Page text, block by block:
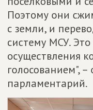
Поэтому они
с земли, и
систему МСУ.
осуществления
голосованием", –
парламентарий.